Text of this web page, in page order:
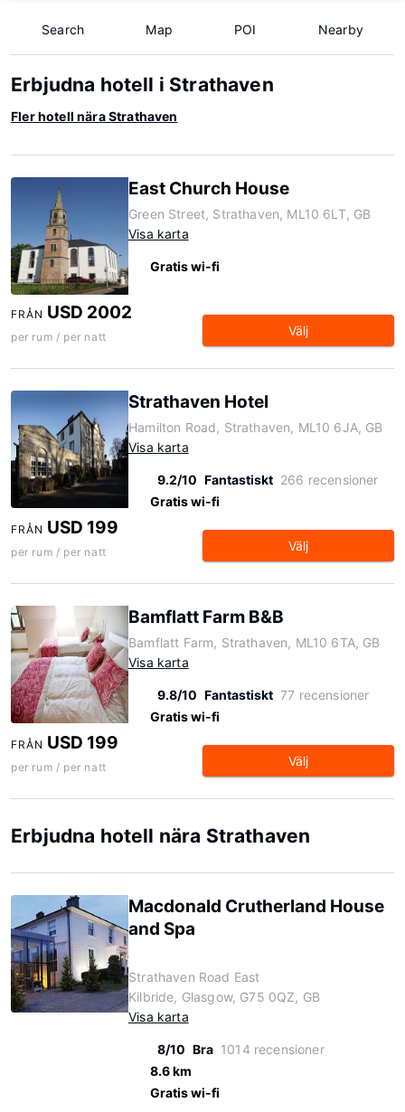
Search Map POI Nearby
Erbjudna hotell i Strathaven
Fler hotell nära Strathaven
East Church House
Green Street, Strathaven, ML10 6LT, GB
Visa karta
Gratis wi-fi
FRÅN USD 2002
per rum / per natt Välj
Strathaven Hotel
Hamilton Road, Strathaven, ML10 6JA, GB
Visa karta
9.2/10 Fantastiskt 266 recensioner
Gratis wi-fi
FRÅN USD 199
per rum / per natt Välj
Bamflatt Farm B&B
Bamflatt Farm, Strathaven, ML10 6TA, GB
Visa karta
9.8/10 Fantastiskt 77 recensioner
Gratis wi-fi
FRÅN USD 199
per rum / per natt Välj
Erbjudna hotell nära Strathaven
Macdonald Crutherland House
and Spa
Strathaven Road East
Kilbride, Glasgow, G75 0QZ, GB
Visa karta
8/10 Bra 1014 recensioner
8.6 km
Gratis wi-fi